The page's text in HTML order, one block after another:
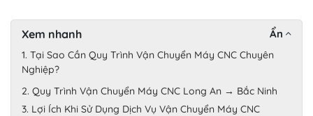
Xem nhanh Ẩn
1. Tại Sao Cần Quy Trình Vận Chuyển Máy CNC Chuyên
Nghiệp?
2. Quy Trình Vận Chuyển Máy CNC Long An → Bắc Ninh
3. Lợi Ích Khi Sử Dụng Dịch Vụ Vận Chuyển Máy CNC